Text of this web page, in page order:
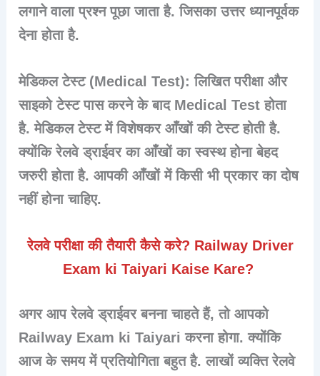
लगाने वाला प्रश्न पूछा जाता है. जिसका उत्तर ध्यानपूर्वक
देना होता है.
मेडिकल टेस्ट (Medical Test):लिखित परीक्षा और
साइको टेस्ट पास करने के बाद Medical Testहोता
है. मेडिकल टेस्ट में विशेषकरआँखों की टेस्टहोती है.
क्योंकि रेलवे ड्राईवर का आँखों का स्वस्थ होना बेहद
जरुरी होता है. आपकी आँखों में किसी भी प्रकार का दोष
नहीं होना चाहिए.
रेलवे परीक्षा की तैयारी कैसे करे? Railway Driver
Exam ki Taiyari Kaise Kare?
अगर आप रेलवे ड्राईवर बनना चाहते हैं, तो आपको
Railway Exam ki Taiyari करना होगा. क्योंकि
आज के समय में प्रतियोगिता बहुत है. लाखों व्यक्ति रेलवे